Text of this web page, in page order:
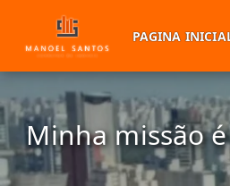
PAGINA
Minha missão